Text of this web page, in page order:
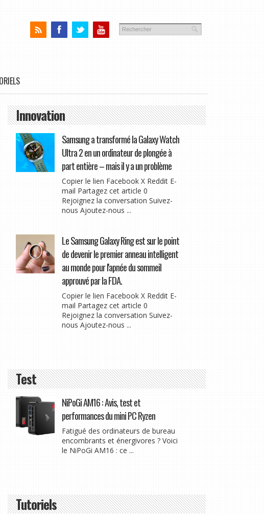
Innovation
Samsung a transformé la Galaxy Watch
Ultra 2 en un ordinateur de plongée à
part entière – mais il y a un problème
Copier le lien Facebook X Reddit E-
mail Partagez cet article 0
Rejoignez la conversation Suivez-
nous Ajoutez-nous ...
Le Samsung Galaxy Ring est sur le point
de devenir le premier anneau intelligent
au monde pour l'apnée du sommeil
approuvé par la FDA.
Copier le lien Facebook X Reddit E-
mail Partagez cet article 0
Rejoignez la conversation Suivez-
nous Ajoutez-nous ...
Test
NiPoGi AM16 : Avis, test et
performances du mini PC Ryzen
Fatigué des ordinateurs de bureau
encombrants et énergivores ? Voici
le NiPoGi AM16 : ce ...
Tutoriels